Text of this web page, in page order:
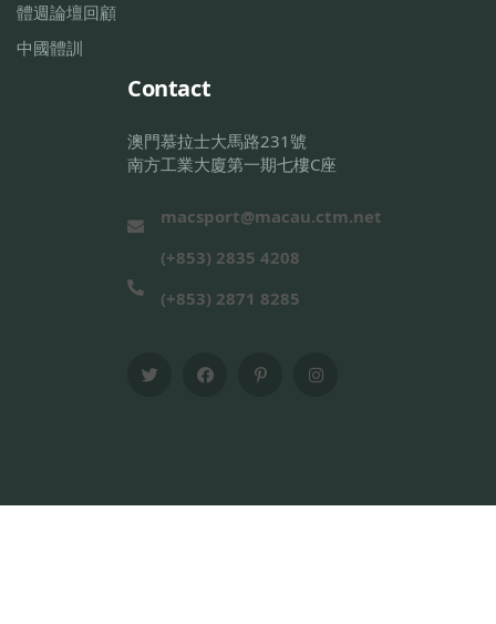
體週論壇回顧
中國體訓
Contact
澳門慕拉士大馬路231號
南方工業大廈第一期七樓C座
macsport@macau.ctm.net
(+853) 2835 4208
(+853) 2871 8285